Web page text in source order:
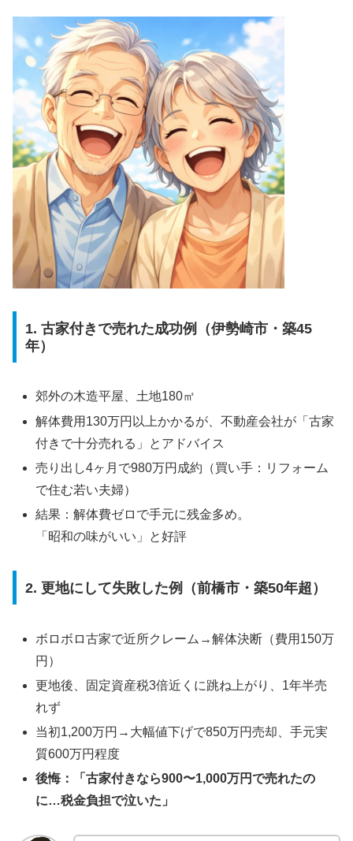
1. 古家付きで売れた成功例（伊勢崎市・築45
年）
郊外の木造平屋、土地180㎡
解体費用130万円以上かかるが、不動産会社が「古家
付きで十分売れる」とアドバイス
売り出し4ヶ月で980万円成約（買い手：リフォーム
で住む若い夫婦）
結果：解体費ゼロで手元に残金多め。
「昭和の味がいい」と好評
2. 更地にして失敗した例（前橋市・築50年超）
ボロボロ古家で近所クレーム→解体決断（費用150万
円）
更地後、固定資産税3倍近くに跳ね上がり、1年半売
れず
当初1,200万円→大幅値下げで850万円売却、手元実
質600万円程度
後悔：「古家付きなら900〜1,000万円で売れたの
に…税金負担で泣いた」